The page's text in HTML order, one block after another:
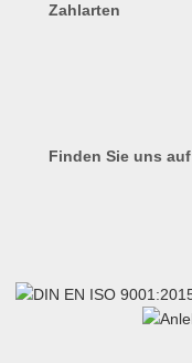
Zahlarten
Finden Sie uns auf